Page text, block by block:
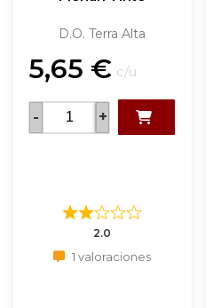
D.O. Terra Alta
5,65 € c/u
- +
2.0
1 valoraciones